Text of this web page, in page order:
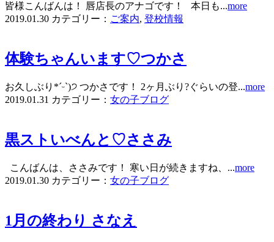
皆様こんばんは！ 唇店長のアナゴです！ 本日も...more
2019.01.30 カテゴリー： ご案内, 登校情報
体験ちゃんいます♡つかさ
お久しぶり*ˊᵕˋ)੭ つかさです！ 2ヶ月ぶり?ぐらいの登...more
2019.01.31 カテゴリー： 女の子ブログ
黒ストいべんと♡ささみ
こんばんは、ささみです！ 寒い日が続きますね、...more
2019.01.30 カテゴリー： 女の子ブログ
1月の終わり さなえ